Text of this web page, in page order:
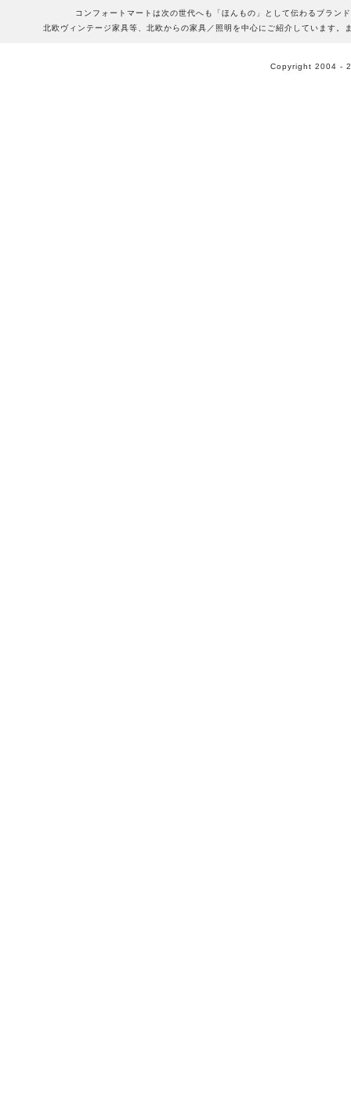
コンフォートマートは次の世代へも「ほんもの」として伝わるブラン
北欧ヴィンテージ家具等、北欧からの家具／照明を中心にご紹介しています
Copyright 2004 -